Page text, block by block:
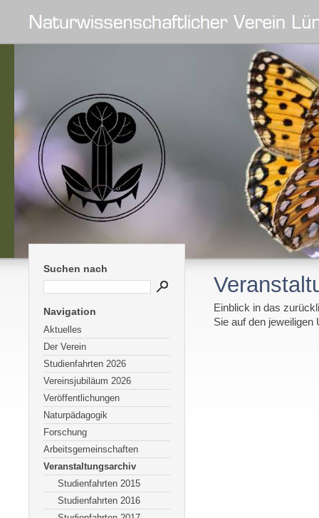
Suchen nach
Navigation
Aktuelles
Der Verein
Studienfahrten 2026
Vereinsjubiläum 2026
Veröffentlichungen
Naturpädagogik
Forschung
Arbeitsgemeinschaften
Veranstaltungsarchiv
Studienfahrten 2015
Studienfahrten 2016
Einblick in das
Sie auf den jeweiligen